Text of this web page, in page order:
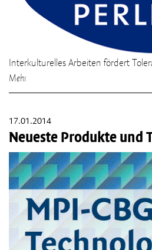
Interkulturelles Arbeiten fördert
Mehr
17.01.2014
Neueste Produkte und